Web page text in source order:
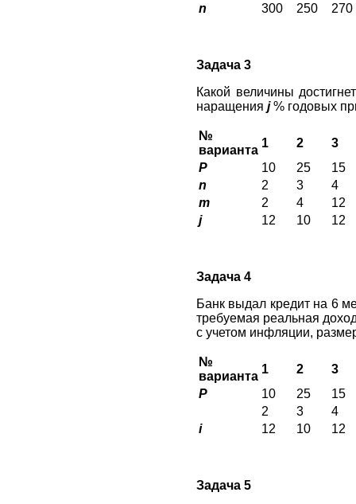
n
300 250 270
Задача 3
Какой величины
наращения j% годовых
№
варианта
1 2
3
P
10 25
15
n
2 3
4
m
2 4
12
j
12 10 12
Задача 4
Банк выдал кредит на 6
требуемая реальная
с учетом инфляции,
№
варианта
1 2
3
P
10 25
15
2
3
4
i
12 10 12
Задача 5